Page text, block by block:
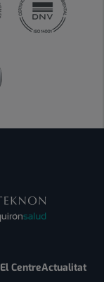
El CentreActualitat